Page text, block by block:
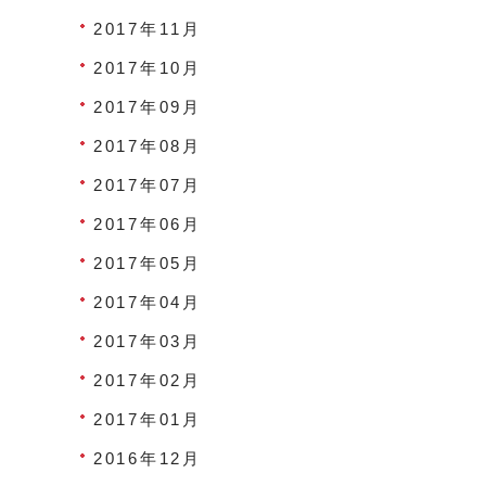
2017年11月
2017年10月
2017年09月
2017年08月
2017年07月
2017年06月
2017年05月
2017年04月
2017年03月
2017年02月
2017年01月
2016年12月